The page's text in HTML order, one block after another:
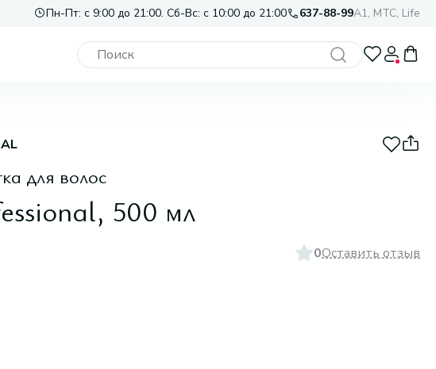
Пн-Пт: с 9:00 до 21:00. Сб-Вс: с 10:00 до 21:00 637-88-99A1, МТС, Life
для волос
500 мл
0Оставить отзыв